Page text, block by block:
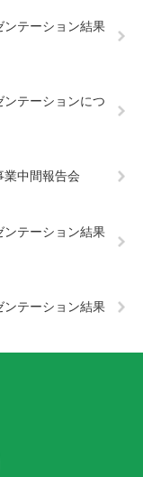
テーション結果
テーションにつ
中間報告会
テーション結果
テーション結果